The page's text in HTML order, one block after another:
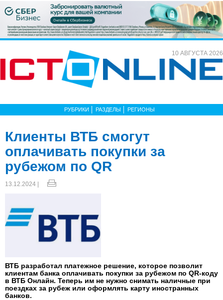
10 АВГУСТА 2026
РУБРИКИ РАЗДЕЛЫ РЕГИОНЫ
Клиенты ВТБ смогут
оплачивать покупки за
рубежом по QR
13.12.2024 |
ВТБ разработал платежное решение, которое позволит
клиентам банка оплачивать покупки за рубежом по QR-коду
в ВТБ Онлайн. Теперь им не нужно снимать наличные при
поездках за рубеж или оформлять карту иностранных
банков.